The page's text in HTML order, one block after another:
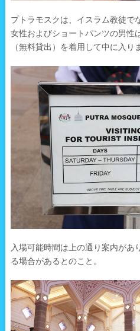
プトラモスクは、イスラム教徒で
女性およびショートパンツの男性
（無料貸出）を着用して中に入り
入場可能時間は上の通り案内があ
る場合があるとのこと。